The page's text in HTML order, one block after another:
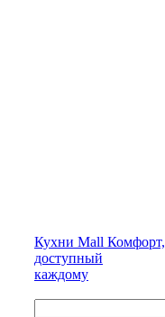
Кухни Mall Комфорт,
доступный
каждому